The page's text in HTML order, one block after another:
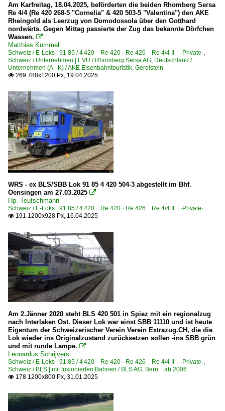
Am Karfreitag, 18.04.2025, beförderten die beiden Rhomberg Sersa
Re 4/4 (Re 420 268-5 "Cornelia" & 420 503-5 "Valentina") den AKE
Rheingold als Leerzug von Domodossola über den Gotthard
nordwärts. Gegen Mittag passierte der Zug das bekannte Dörfchen
Wassen. 
Matthias Kümmel
Schweiz / E-Loks | 91 85 / 4 420 Re 420 · Re 426 Re 4/4 II ·Private·,
Schweiz / Unternehmen | EVU / Rhomberg Sersa AG, Deutschland /
Unternehmen (A - K) / AKE Eisenbahntouristik, Gerolstein
 269 788x1200 Px, 19.04.2025
WRS - ex BLS/SBB Lok 91 85 4 420 504-3 abgestellt im Bhf.
Oensingen am 27.03.2025 
Hp. Teutschmann
Schweiz / E-Loks | 91 85 / 4 420 Re 420 · Re 426 Re 4/4 II ·Private·
 191 1200x928 Px, 16.04.2025
Am 2.Jänner 2020 steht BLS 420 501 in Spiez mit ein regionalzug
nach Interlaken Ost. Dieser Lok war einst SBB 11110 und ist heute
Eigentum der Schweizerischer Verein Verein Extrazug.CH, die die
Lok wieder ins Originalzustand zurücksetzen sollen -ins SBB grün
und mit runde Lampe. 
Leonardus Schrijvers
Schweiz / E-Loks | 91 85 / 4 420 Re 420 · Re 426 Re 4/4 II ·Private·,
Schweiz / BLS | mit fusionierten Bahnen / BLS AG, Bern ab 2006
 178 1200x800 Px, 31.01.2025